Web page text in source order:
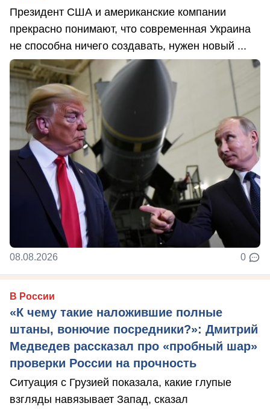
Президент США и американские компании
прекрасно понимают, что современная Украина
не способна ничего создавать, нужен новый ...
08.08.2026 0
В России
«К чему такие наложившие полные
штаны, вонючие посредники?»: Дмитрий
Медведев рассказал про «пробный шар»
проверки России на прочность
Ситуация с Грузией показала, какие глупые
взгляды навязывает Запад, сказал